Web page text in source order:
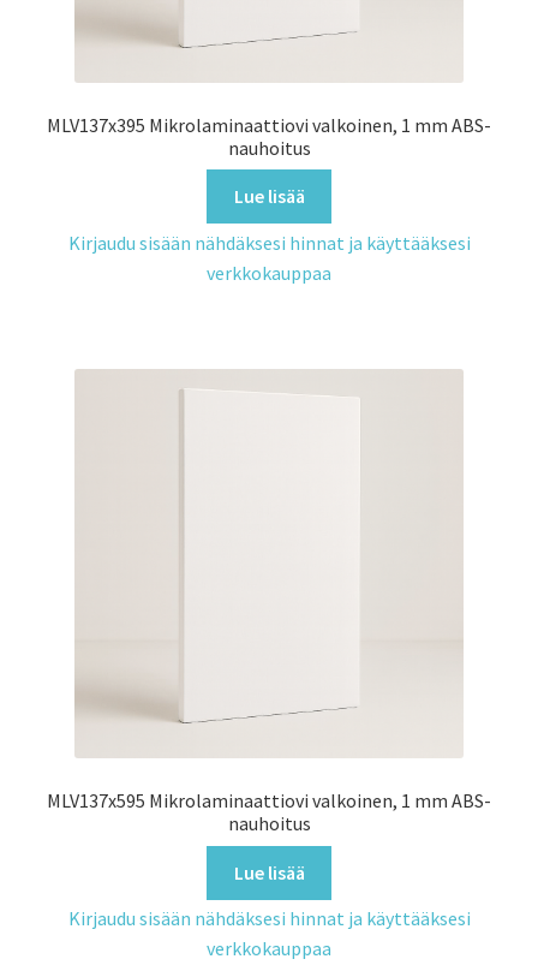
MLV137x395 Mikrolaminaattiovi valkoinen, 1 mm ABS-
nauhoitus
Lue lisää
Kirjaudu sisään nähdäksesi hinnat ja käyttääksesi
verkkokauppaa
MLV137x595 Mikrolaminaattiovi valkoinen, 1 mm ABS-
nauhoitus
Lue lisää
Kirjaudu sisään nähdäksesi hinnat ja käyttääksesi
verkkokauppaa